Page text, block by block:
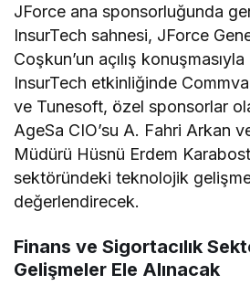
JForce ana sponsorluğunda
InsurTech sahnesi, JForce
Coşkun’un açılış
InsurTech etkinliğinde
ve Tunesoft, özel sponsorlar
AgeSa CIO’su A. Fahri Arkan
Müdürü Hüsnü Erdem
sektöründeki teknolojik
değerlendirecek.
Finans ve Sigortacılık
Gelişmeler Ele Alınacak